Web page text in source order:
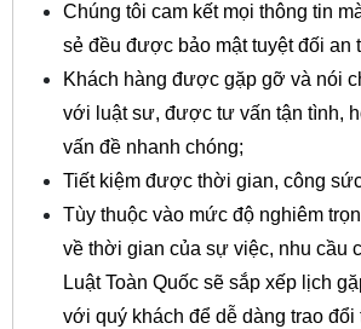
Chúng tôi cam kết mọi thông tin
sẻ đều được bảo mật tuyệt đối an
Khách hàng được gặp gỡ và nói
với luật sư, được tư vấn tận tình,
vấn đề nhanh chóng;
Tiết kiệm được thời gian, công
Tùy thuộc vào mức độ nghiêm
về thời gian của sự việc, nhu cầu
Luật Toàn Quốc sẽ sắp xếp lịch
với quý khách để dễ dàng trao đổi